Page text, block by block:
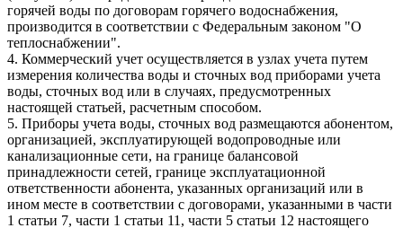
горячей воды по договорам горячего водоснабжения,
производится в соответствии с Федеральным законом "О
теплоснабжении".
4. Коммерческий учет осуществляется в узлах учета путем
измерения количества воды и сточных вод приборами учета
воды, сточных вод или в случаях, предусмотренных
настоящей статьей, расчетным способом.
5. Приборы учета воды, сточных вод размещаются абонентом,
организацией, эксплуатирующей водопроводные или
канализационные сети, на границе балансовой
принадлежности сетей, границе эксплуатационной
ответственности абонента, указанных организаций или в
ином месте в соответствии с договорами, указанными в части
1 статьи 7, части 1 статьи 11, части 5 статьи 12 настоящего